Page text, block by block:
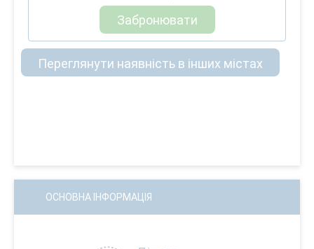
Забронювати
Переглянути наявність в інших містах
ОСНОВНА ІНФОРМАЦІЯ